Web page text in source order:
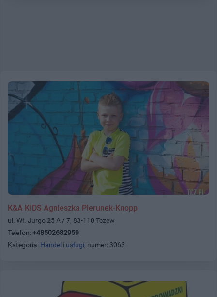
K&A KIDS Agnieszka Pierunek-Knopp
ul. Wł. Jurgo 25 A / 7, 83-110 Tczew
Telefon: +48502682959
Kategoria: Handel i usługi, numer: 3063